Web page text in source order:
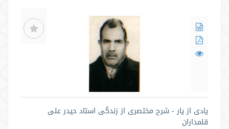
یادی از یار - شرح مختصری از زندگی استاد حیدر علی
قلمداران